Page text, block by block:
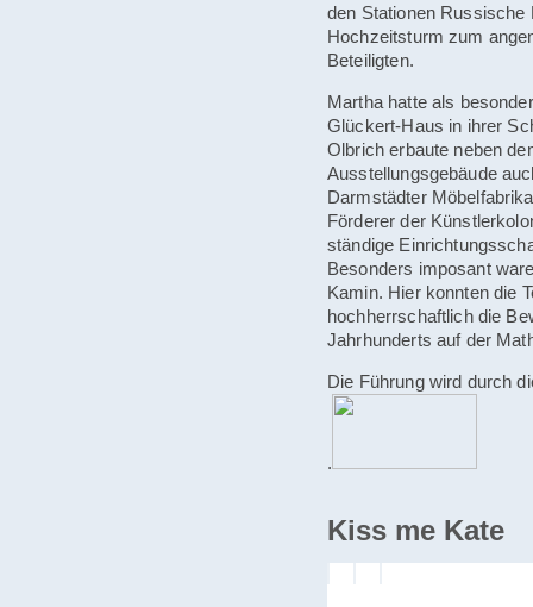
den Stationen Russische
Hochzeitsturm zum
Beteiligten.
Martha hatte als
Glückert-Haus in ihrer
Olbrich erbaute neben
Ausstellungsgebäude
Darmstädter
Förderer der
ständige
Besonders imposant
Kamin. Hier konnten die
hochherrschaftlich die
Jahrhunderts auf der
Die Führung wird durch
.
Kiss me Kate